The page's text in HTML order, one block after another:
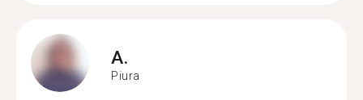
A.
Piura